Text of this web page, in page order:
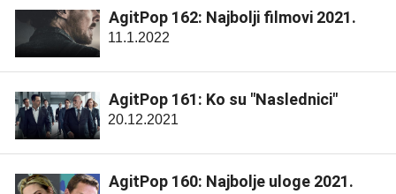
AgitPop 162: Najbolji filmovi 2021.
11.1.2022
AgitPop 161: Ko su "Naslednici"
20.12.2021
AgitPop 160: Najbolje uloge 2021.